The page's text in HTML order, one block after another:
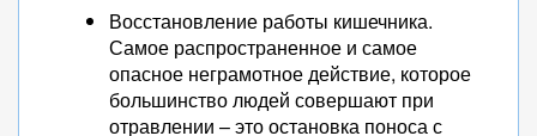
Восстановление работы кишечника.
Самое распространенное и самое
опасное неграмотное действие, которое
большинство людей совершают при
отравлении – это остановка поноса с